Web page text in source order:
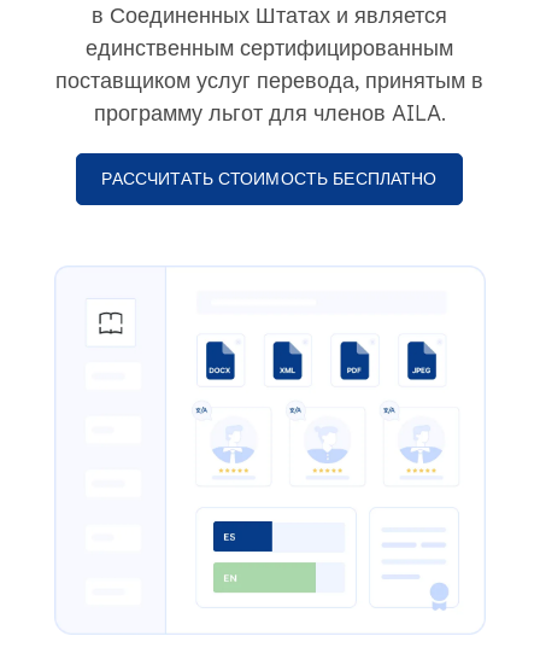
в Соединенных Штатах и является
единственным сертифицированным
поставщиком услуг перевода, принятым в
программу льгот для членов AILA.
РАССЧИТАТЬ СТОИМОСТЬ БЕСПЛАТНО